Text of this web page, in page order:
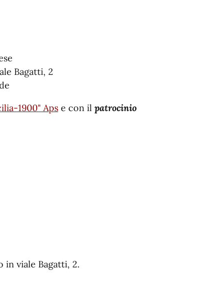
Bagatti, 2
1900" Apse con il patrocinio
in viale Bagatti, 2.